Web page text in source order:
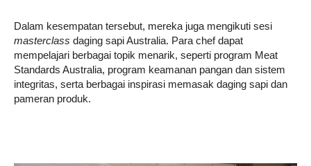
Dalam kesempatan tersebut, mereka juga mengikuti sesi
masterclass daging sapi Australia. Para chef dapat
mempelajari berbagai topik menarik, seperti program Meat
Standards Australia, program keamanan pangan dan sistem
integritas, serta berbagai inspirasi memasak daging sapi dan
pameran produk.